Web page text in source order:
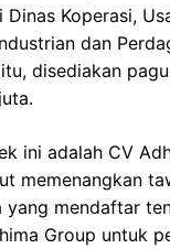
Koperasi,
dan
disediakan
ini adalah CV
memenangkan
mendaftar
Group untuk